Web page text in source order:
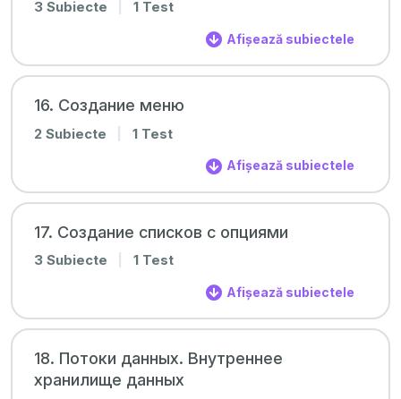
3 Subiecte 1 Test
Afișează subiectele
16. Создание меню
2 Subiecte 1 Test
Afișează subiectele
17. Создание списков с опциями
3 Subiecte 1 Test
Afișează subiectele
18. Потоки данных. Внутреннее
хранилище данных